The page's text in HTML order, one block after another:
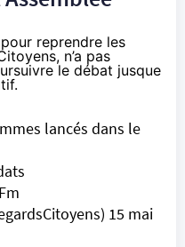
reprendre les
n’a pas
le débat jusque
lancés dans le
15 mai